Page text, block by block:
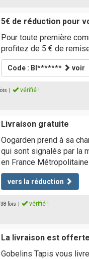
5€ de réduction pour
Pour toute première
profitez de 5 € de
Code : BI******* voir
vérifié !
Livraison gratuite
Oogarden prend à sa
qui sont signalés par la
en France
vers la réduction
fois vérifié !
La livraison est offerte
Gobelins Tapis vous